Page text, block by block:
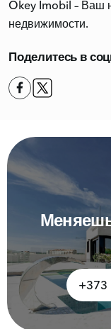
Okey Imobil – Ваш
недвижимости.
Поделитесь в
+373